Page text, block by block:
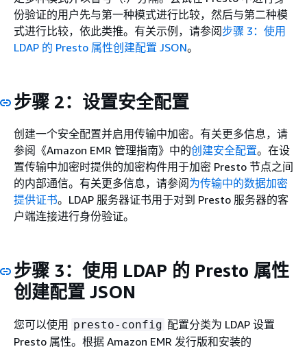
份验证的用户先与第一种模式进行比较，然后与第二种模
式进行比较，依此类推。有关示例，请参阅步骤 3：使用
LDAP 的 Presto 属性创建配置 JSON。
步骤 2：设置安全配置
创建一个安全配置并启用传输中加密。有关更多信息，请
参阅《Amazon EMR 管理指南》 中的创建安全配置。在设
置传输中加密时提供的加密构件用于加密 Presto 节点之间
的内部通信。有关更多信息，请参阅为传输中的数据加密
提供证书。LDAP 服务器证书用于对到 Presto 服务器的客
户端连接进行身份验证。
步骤 3：使用 LDAP 的 Presto 属性
创建配置 JSON
您可以使用 presto-config 配置分类为 LDAP 设置
Presto 属性。根据 Amazon EMR 发行版和安装的